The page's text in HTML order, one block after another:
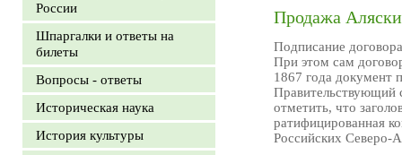
России
Шпаргалки и ответы на
билеты
Вопросы - ответы
Историческая наука
История культуры
Продажа
Подписание
При этом сам
1867 года документ
Правительствующий
отметить, что
ратифицированная
Российских Северо-